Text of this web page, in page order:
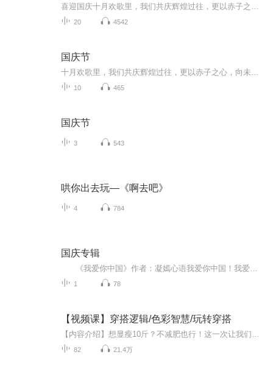
20 4542
国庆节
10 465
国庆节
3 543
哄你出去玩—《啊去吧》
4 784
国庆专辑
1 78
【视频课】穿搭逻辑/色彩智慧/玩转穿搭
82 21.4万